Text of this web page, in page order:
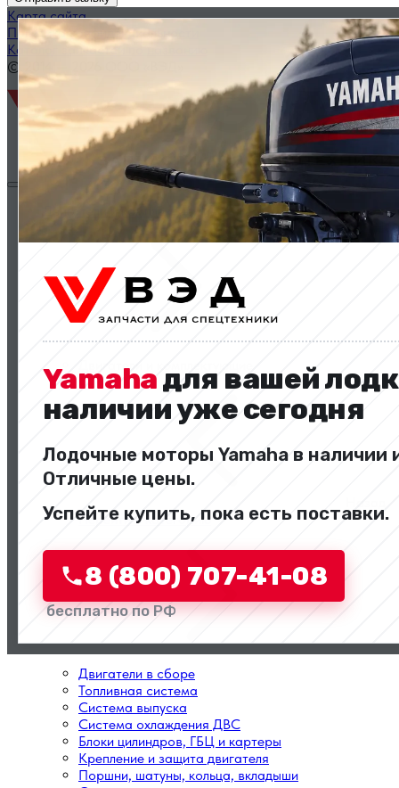
Yamahaдля вашей
наличии уже сегодня
Лодочные моторы Yamaha в наличии
Отличные цены.
Успейте купить, пока есть поставки.
8 (800) 707-41-08
бесплатно по РФ
Карта сайта
Политика конфиденциальности
Каталог запчастей по названию
© 2014 — 2026 ООО «ВЭД»
Двигатели и комплектующие
Двигатели и комплектующие
Перейти в категорию
Двигатели в сборе
Топливная система
Система выпуска
Система охлаждения ДВС
Блоки цилиндров, ГБЦ и картеры
Крепление и защита двигателя
Поршни, шатуны, кольца, вкладыши